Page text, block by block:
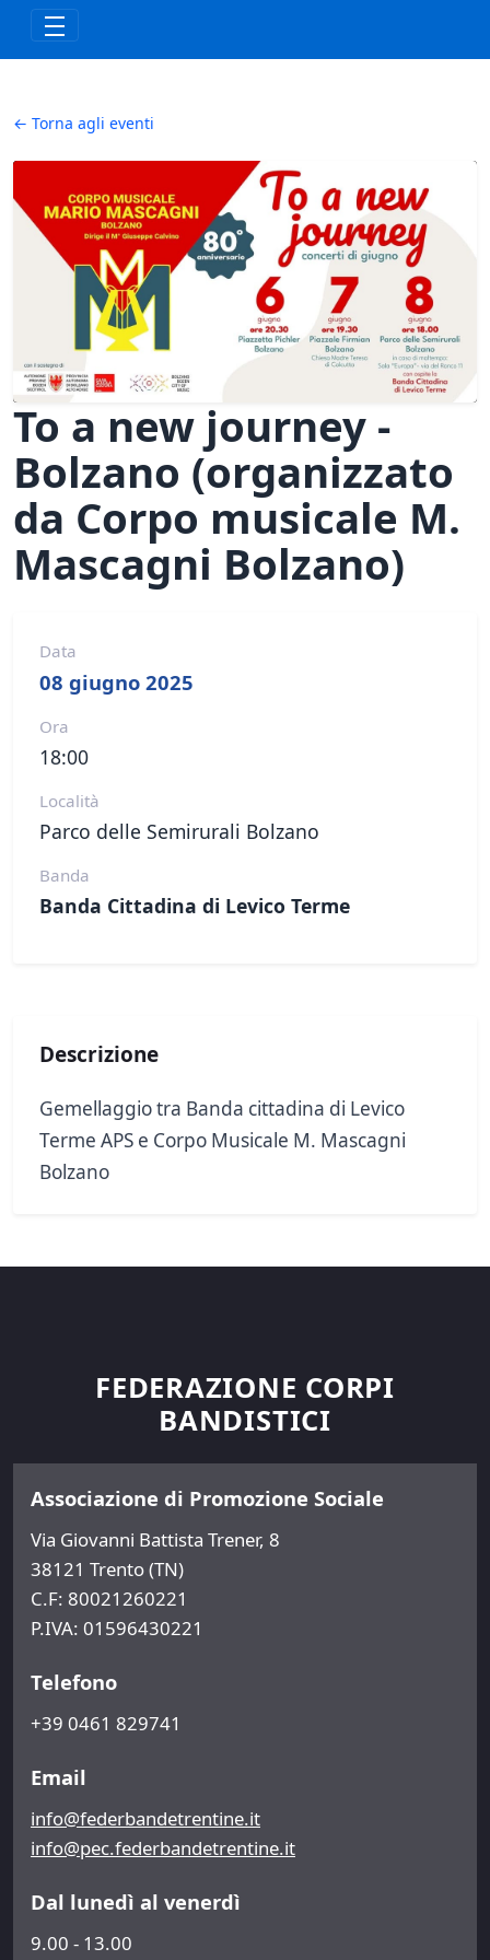
Skip to Main Content
← Torna agli eventi
To a new journey -
Bolzano (organizzato
da Corpo musicale M.
Mascagni Bolzano)
Data
08 giugno 2025
Ora
18:00
Località
Parco delle Semirurali Bolzano
Banda
Banda Cittadina di Levico Terme
Descrizione
Gemellaggio tra Banda cittadina di Levico
Terme APS e Corpo Musicale M. Mascagni
Bolzano
FEDERAZIONE CORPI
BANDISTICI
Associazione di Promozione Sociale
Via Giovanni Battista Trener, 8
38121 Trento (TN)
C.F: 80021260221
P.IVA: 01596430221
Telefono
+39 0461 829741
Email
info@federbandetrentine.it
info@pec.federbandetrentine.it
Dal lunedì al venerdì
9.00 - 13.00